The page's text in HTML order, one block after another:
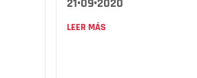
21•09•2020
LEER MÁS